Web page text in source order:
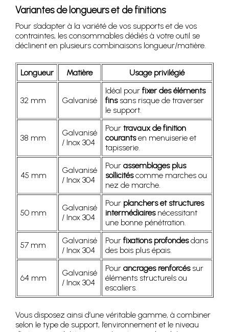
Variantes de longueurs et de finitions
Pour s’adapter à la variété de vos supports et de vos
contraintes, les consommables dédiés à votre outil se
déclinent en plusieurs combinaisons longueur/matière.
Longueur Matière Usage privilégié
32 mm Galvanisé
Idéal pour fixer des éléments
finssans risque de traverser
le support.
38 mm
Galvanisé
/ Inox 304
Pour travaux de finition
courantsen menuiserie et
tapisserie.
45 mm
Galvanisé
/ Inox 304
Pour assemblages plus
sollicitéscomme marches ou
nez de marche.
50 mm
Galvanisé
/ Inox 304
Pour planchers et structures
intermédiairesnécessitant
une bonne pénétration.
57 mm
Galvanisé
/ Inox 304
Pour fixations profondesdans
des bois plus épais.
64 mm
Galvanisé
/ Inox 304
Pour ancrages renforcéssur
éléments structurels ou
escaliers.
Vous disposez ainsi d’une véritable gamme, à combiner
selon le type de support, l’environnement et le niveau